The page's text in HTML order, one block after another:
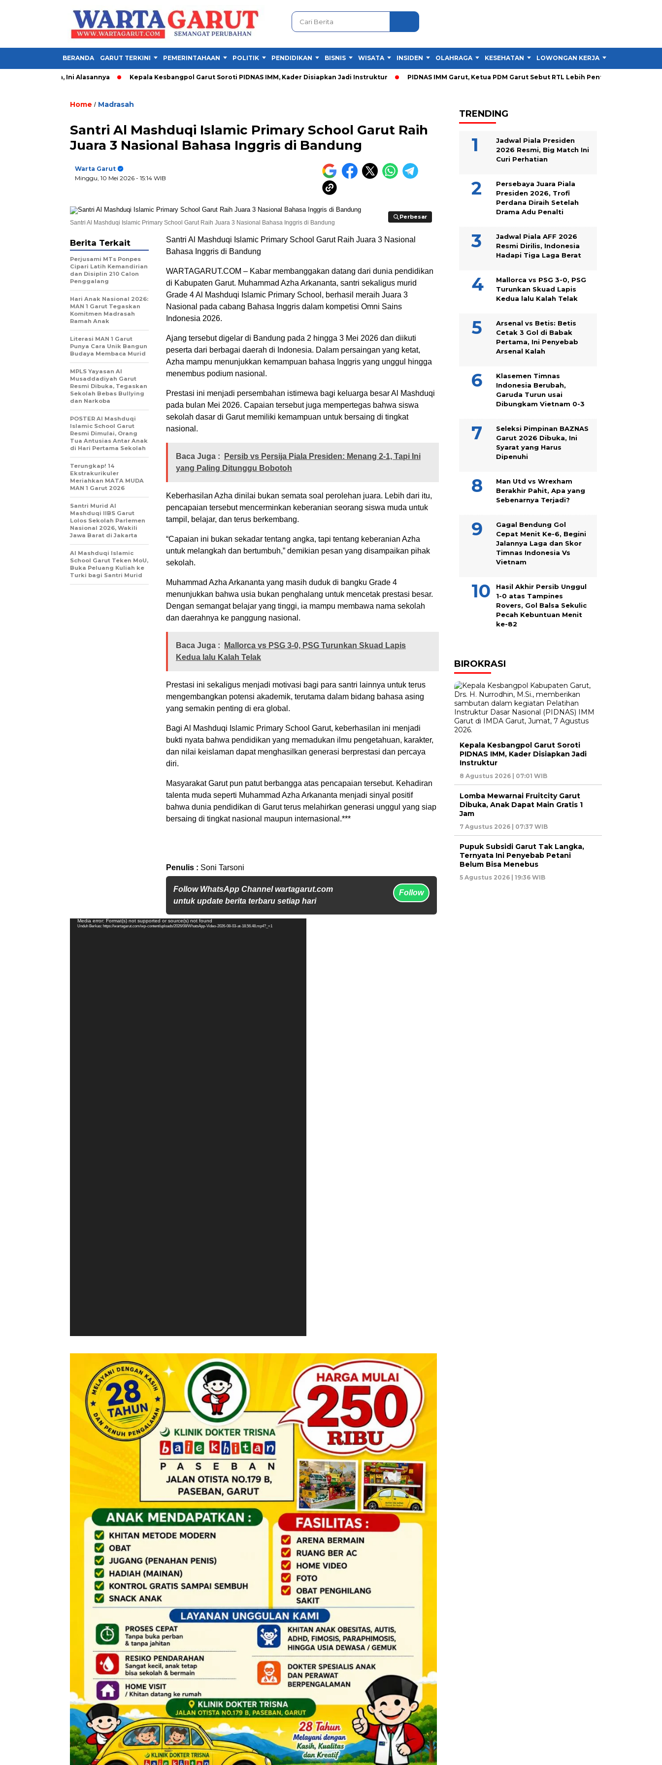
BERANDA GARUT TERKINI PEMERINTAHAAN POLITIK PENDIDIKAN BISNIS WISATA INSIDEN OLAHRAGA KESEHATAN LOWONGAN KERJA
Pembeda, Ini Alasannya Kepala Kesbangpol Garut Soroti PIDNAS IMM, Kader Disiapkan Jadi Instruktur PIDNAS IMM Garut, Ketua PDM Garut Sebut RTL Lebih Penting dari Pelatihan
Home / Madrasah
Santri Al Mashduqi Islamic Primary School Garut Raih
Juara 3 Nasional Bahasa Inggris di Bandung
Warta Garut
Minggu, 10 Mei 2026 - 15:14 WIB
Perbesar
Perbesar
Santri Al Mashduqi Islamic Primary School Garut Raih Juara 3 Nasional Bahasa Inggris di Bandung
Santri Al Mashduqi Islamic Primary School Garut Raih Juara 3 Nasional
Bahasa Inggris di Bandung
WARTAGARUT.COM – Kabar membanggakan datang dari dunia pendidikan
di Kabupaten Garut. Muhammad Azha Arkananta, santri sekaligus murid
Grade 4Al Mashduqi Islamic Primary School , berhasil meraih Juara 3
Nasional pada cabang Bahasa Inggris dalam kompetisi Omni Sains
Indonesia 2026.
Ajang tersebut digelar di Bandung pada 2 hingga 3 Mei 2026 dan diikuti
peserta dari berbagai daerah di Indonesia. Dalam persaingan yang ketat,
Azha mampu menunjukkan kemampuan bahasa Inggris yang unggul hingga
menembus podium nasional.
Prestasi ini menjadi persembahan istimewa bagi keluarga besar Al Mashduqi
pada bulan Mei 2026. Capaian tersebut juga mempertegas bahwa siswa
sekolah dasar di Garut memiliki kemampuan untuk bersaing di tingkat
nasional.
Baca Juga :
Persib vs Persija Piala Presiden: Menang 2-1, Tapi Ini
yang Paling Ditunggu Bobotoh
Keberhasilan Azha dinilai bukan semata soal perolehan juara. Lebih dari itu,
pencapaian tersebut mencerminkan keberanian seorang siswa muda untuk
tampil, belajar, dan terus berkembang.
“Capaian ini bukan sekadar tentang angka, tapi tentang keberanian Azha
untuk melangkah dan bertumbuh,” demikian pesan yang disampaikan pihak
sekolah.
Muhammad Azha Arkananta yang masih duduk di bangku Grade 4
menunjukkan bahwa usia bukan penghalang untuk mencetak prestasi besar.
Dengan semangat belajar yang tinggi, ia mampu membawa nama sekolah
dan daerahnya ke panggung nasional.
Baca Juga :
Mallorca vs PSG 3-0, PSG Turunkan Skuad Lapis
Kedua lalu Kalah Telak
Prestasi ini sekaligus menjadi motivasi bagi para santri lainnya untuk terus
mengembangkan potensi akademik, terutama dalam bidang bahasa asing
yang semakin penting di era global.
Bagi Al Mashduqi Islamic Primary School Garut, keberhasilan ini menjadi
bukti nyata bahwa pendidikan yang memadukan ilmu pengetahuan, karakter,
dan nilai keislaman dapat menghasilkan generasi berprestasi dan percaya
diri.
Masyarakat Garut pun patut berbangga atas pencapaian tersebut. Kehadiran
talenta muda seperti Muhammad Azha Arkananta menjadi sinyal positif
bahwa dunia pendidikan di Garut terus melahirkan generasi unggul yang siap
bersaing di tingkat nasional maupun internasional.***
Penulis : Soni Tarsoni
Follow WhatsApp Channel wartagarut.com
untuk update berita terbaru setiap hari
Follow
Berita Terkait
Perjusami MTs Ponpes
Cipari Latih Kemandirian
dan Disiplin 210 Calon
Penggalang
Hari Anak Nasional 2026:
MAN 1 Garut Tegaskan
Komitmen Madrasah
Ramah Anak
Literasi MAN 1 Garut
Punya Cara Unik Bangun
Budaya Membaca Murid
MPLS Yayasan Al
Musaddadiyah Garut
Resmi Dibuka, Tegaskan
Sekolah Bebas Bullying
dan Narkoba
POSTER Al Mashduqi
Islamic School Garut
Resmi Dimulai, Orang
Tua Antusias Antar Anak
di Hari Pertama Sekolah
Terungkap! 14
Ekstrakurikuler
Meriahkan MATA MUDA
MAN 1 Garut 2026
Santri Murid Al
Mashduqi IIBS Garut
Lolos Sekolah Parlemen
Nasional 2026, Wakili
Jawa Barat di Jakarta
Al Mashduqi Islamic
School Garut Teken MoU,
Buka Peluang Kuliah ke
Turki bagi Santri Murid
Pemutar
Video
Media error: Format(s) not supported or source(s) not found
Unduh Berkas: https://wartagarut.com/wp-content/uploads/2026/08/WhatsApp-Video-2026-08-03-at-18.56.48.mp4?_=1
TRENDING
Jadwal Piala Presiden
2026 Resmi, Big Match Ini
Curi Perhatian
Persebaya Juara Piala
Presiden 2026, Trofi
Perdana Diraih Setelah
Drama Adu Penalti
Jadwal Piala AFF 2026
Resmi Dirilis, Indonesia
Hadapi Tiga Laga Berat
Mallorca vs PSG 3-0, PSG
Turunkan Skuad Lapis
Kedua lalu Kalah Telak
Arsenal vs Betis: Betis
Cetak 3 Gol di Babak
Pertama, Ini Penyebab
Arsenal Kalah
Klasemen Timnas
Indonesia Berubah,
Garuda Turun usai
Dibungkam Vietnam 0-3
Seleksi Pimpinan BAZNAS
Garut 2026 Dibuka, Ini
Syarat yang Harus
Dipenuhi
Man Utd vs Wrexham
Berakhir Pahit, Apa yang
Sebenarnya Terjadi?
Gagal Bendung Gol
Cepat Menit Ke-6, Begini
Jalannya Laga dan Skor
Timnas Indonesia Vs
Vietnam
Hasil Akhir Persib Unggul
1-0 atas Tampines
Rovers, Gol Balsa Sekulic
Pecah Kebuntuan Menit
ke-82
BIROKRASI
Kepala Kesbangpol Garut Soroti
PIDNAS IMM, Kader Disiapkan Jadi
Instruktur
8 Agustus 2026 | 07:01 WIB
Lomba Mewarnai Fruitcity Garut
Dibuka, Anak Dapat Main Gratis 1
Jam
7 Agustus 2026 | 07:37 WIB
Pupuk Subsidi Garut Tak Langka,
Ternyata Ini Penyebab Petani
Belum Bisa Menebus
5 Agustus 2026 | 19:36 WIB